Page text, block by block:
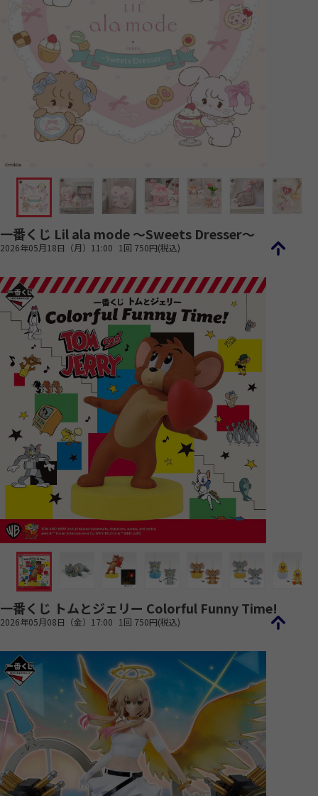
一番くじ Lil ala mode ～Sweets Dresser～
2026年05月18日（月）11:00 1回 750円(税込)
一番くじ トムとジェリー Colorful Funny Time!
2026年05月08日（金）17:00 1回 750円(税込)